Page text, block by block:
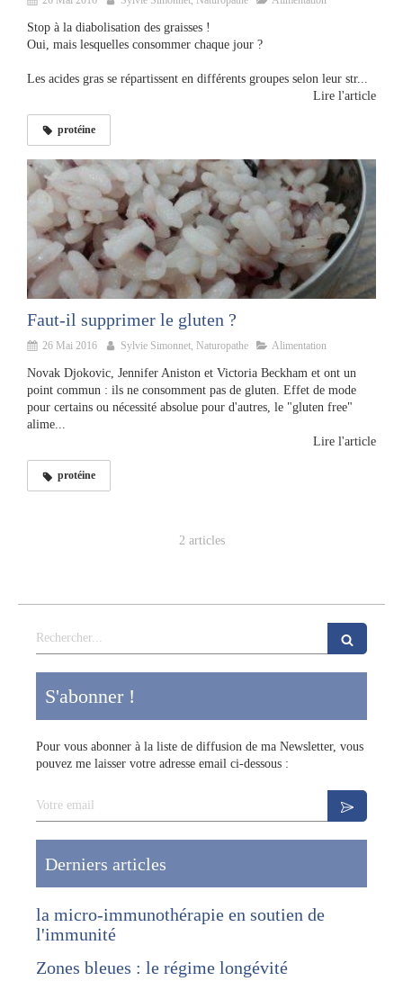
Stop à la diabolisation des graisses !
Oui, mais lesquelles consommer chaque jour ?
Les acides gras se répartissent en différents groupes selon leur str...
Lire l'article
protéine
Faut-il supprimer le gluten ?
26 Mai 2016 Sylvie Simonnet, Naturopathe Alimentation
Novak Djokovic, Jennifer Aniston et Victoria Beckham et ont un
point commun : ils ne consomment pas de gluten. Effet de mode
pour certains ou nécessité absolue pour d'autres, le "gluten free"
alime...
Lire l'article
protéine
2 articles
Rechercher
S'abonner !
Pour vous abonner à la liste de diffusion de ma Newsletter, vous
pouvez me laisser votre adresse email ci-dessous :
Votre email
Derniers articles
la micro-immunothérapie en soutien de
l'immunité
Zones bleues : le régime longévité